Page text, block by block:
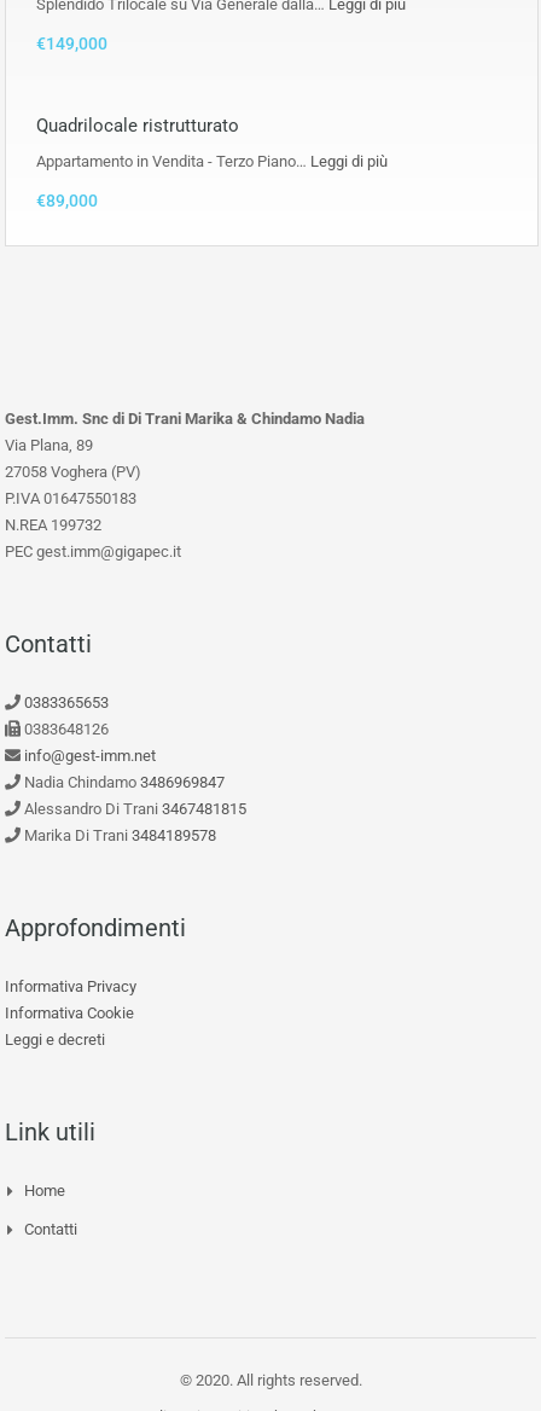
Splendido Trilocale su Via Generale dalla… Leggi di più
€149,000
Quadrilocale ristrutturato
Appartamento in Vendita - Terzo Piano… Leggi di più
€89,000
Gest.Imm. Snc di Di Trani Marika & Chindamo Nadia
Via Plana, 89
27058 Voghera (PV)
P.IVA 01647550183
N.REA 199732
PEC gest.imm@gigapec.it
Contatti
0383365653
0383648126
info@gest-imm.net
Nadia Chindamo 3486969847
Alessandro Di Trani 3467481815
Marika Di Trani 3484189578
Approfondimenti
Informativa Privacy
Informativa Cookie
Leggi e decreti
Link utili
Home
Contatti
© 2020. All rights reserved.